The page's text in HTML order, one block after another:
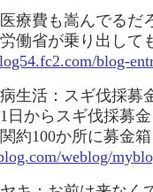
療費も嵩んでるだ
働省が乗り出して
blog-
生活：スギ伐採募
日からスギ伐採募
約100か所に募金箱
weblog/